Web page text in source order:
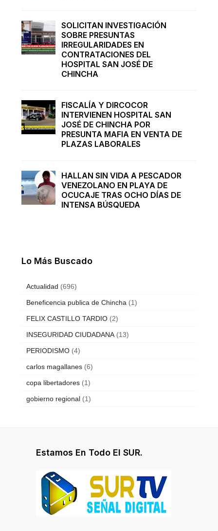
SOLICITAN INVESTIGACIÓN
SOBRE PRESUNTAS
IRREGULARIDADES EN
CONTRATACIONES DEL
HOSPITAL SAN JOSÉ DE
CHINCHA
FISCALÍA Y DIRCOCOR
INTERVIENEN HOSPITAL SAN
JOSÉ DE CHINCHA POR
PRESUNTA MAFIA EN VENTA DE
PLAZAS LABORALES
HALLAN SIN VIDA A PESCADOR
VENEZOLANO EN PLAYA DE
OCUCAJE TRAS OCHO DÍAS DE
INTENSA BÚSQUEDA
Lo Más Buscado
Actualidad (696)
Beneficencia publica de Chincha (1)
FELIX CASTILLO TARDIO (2)
INSEGURIDAD CIUDADANA (13)
PERIODISMO (4)
carlos magallanes (6)
copa libertadores (1)
gobierno regional (1)
Estamos En Todo El SUR.